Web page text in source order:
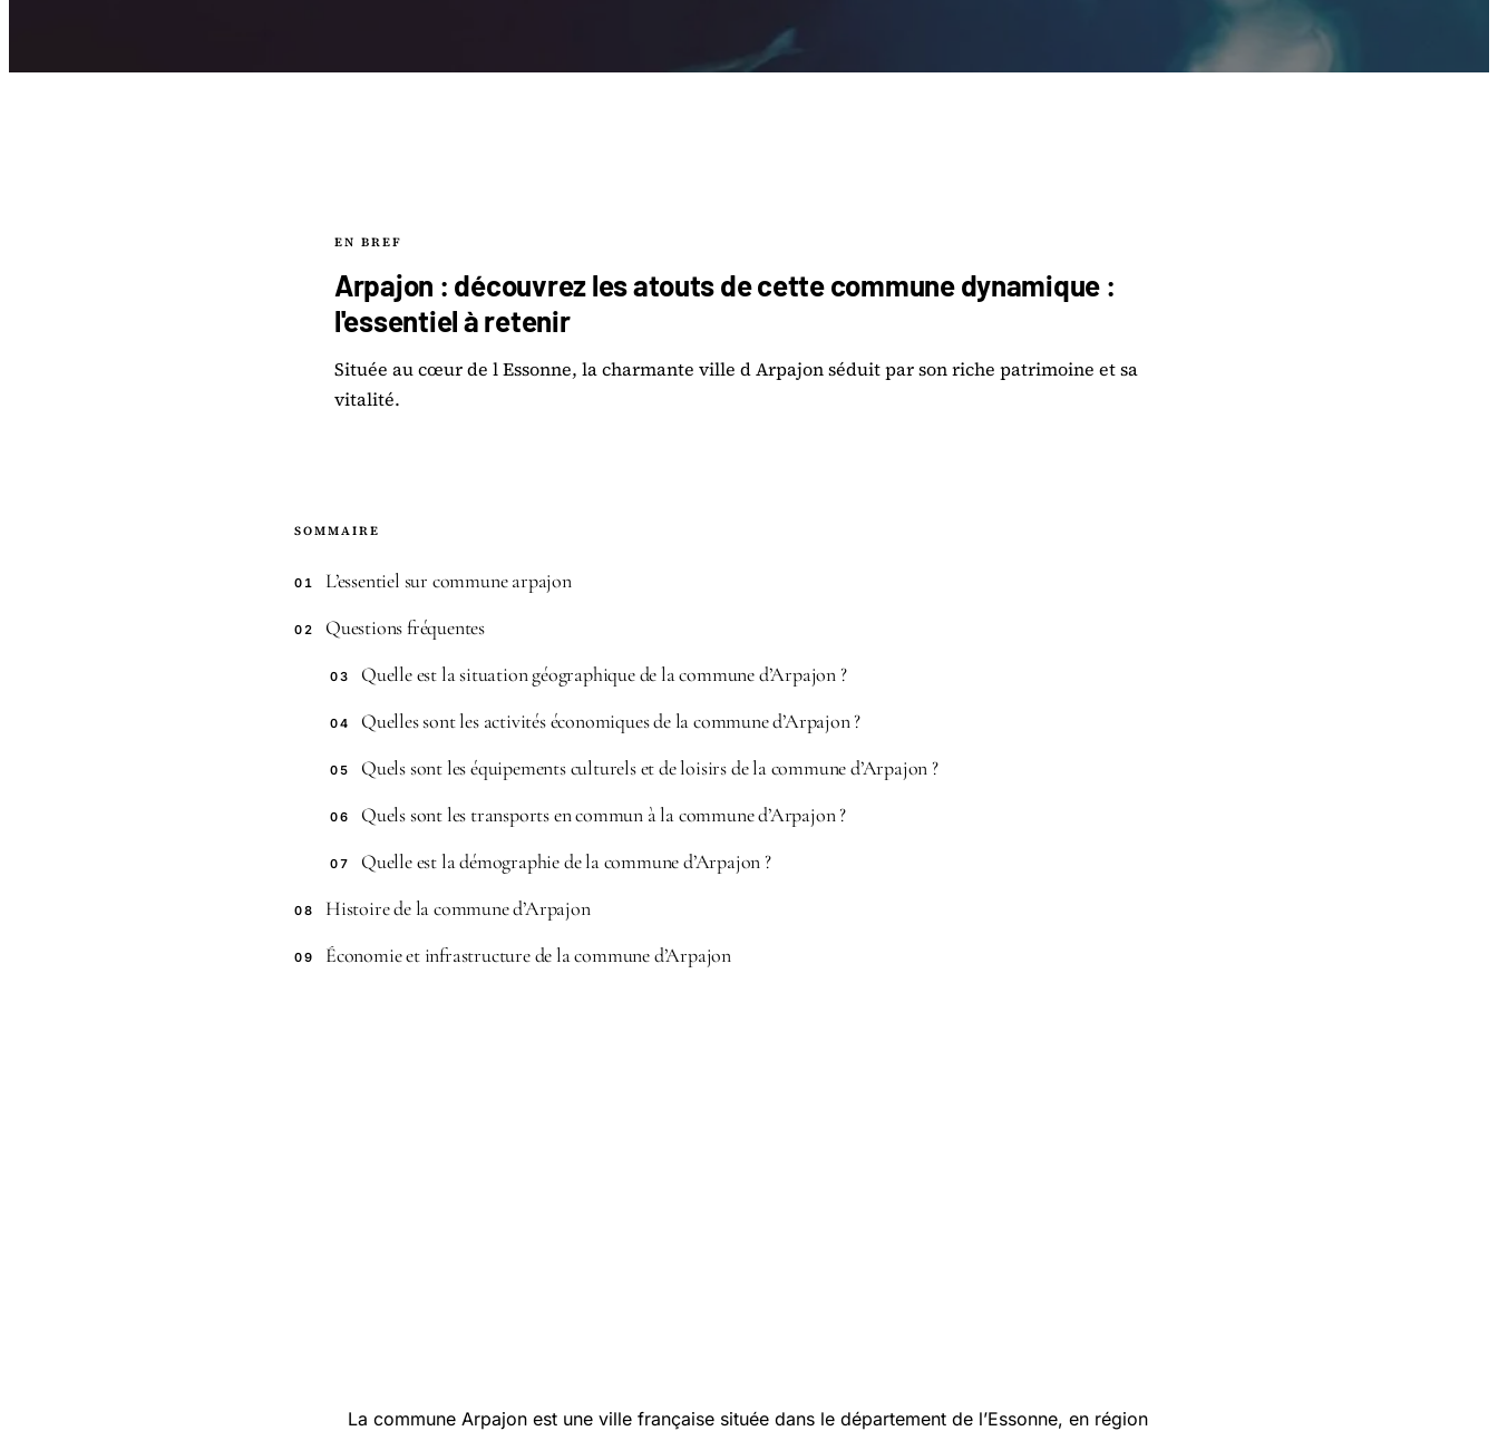
EN BREF
Arpajon : découvrez les atouts de cette commune dynamique :
l'essentiel à retenir
Située au cœur de l Essonne, la charmante ville d Arpajon séduit par son riche patrimoine et sa
vitalité.
SOMMAIRE
01 L’essentiel sur commune arpajon
02 Questions fréquentes
03 Quelle est la situation géographique de la commune d’Arpajon ?
04 Quelles sont les activités économiques de la commune d’Arpajon ?
05 Quels sont les équipements culturels et de loisirs de la commune d’Arpajon ?
06 Quels sont les transports en commun à la commune d’Arpajon ?
07 Quelle est la démographie de la commune d’Arpajon ?
08 Histoire de la commune d’Arpajon
09 Économie et infrastructure de la commune d’Arpajon
La commune Arpajon est une ville française située dans le département de l’Essonne, en région